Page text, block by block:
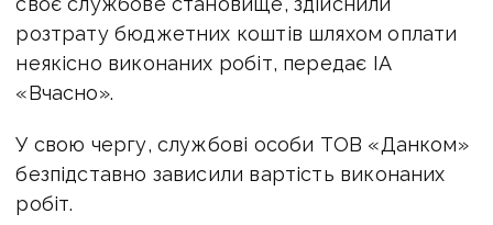
розтрату бюджетних коштів шляхом оплати
неякісно виконаних робіт, передає ІА
«Вчасно».
У свою чергу, службові особи ТОВ «Данком»
безпідставно зависили вартість виконаних
робіт.